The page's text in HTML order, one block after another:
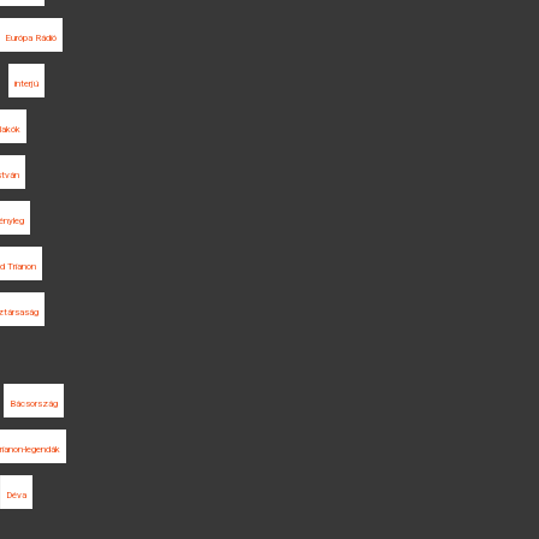
Európa Rádió
interjú
Trianon
Bácsország
legendák
Déva